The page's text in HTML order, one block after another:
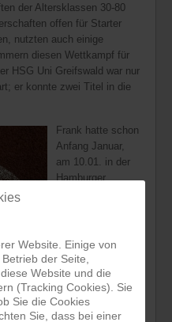
der Altersklassen 30-80
offen für Starter
nutzten auch einige
diesen Wettkampf für
HSG Uni Greifswald war nur
er konnte zwei Titel in die
Frank hatte schon
Anfang Januar,
am 10.01. in der
Hamburger
Website. Einige von
der Seite,
Website und die
(Tracking Cookies). Sie
Sie die Cookies
Sie, dass bei einer